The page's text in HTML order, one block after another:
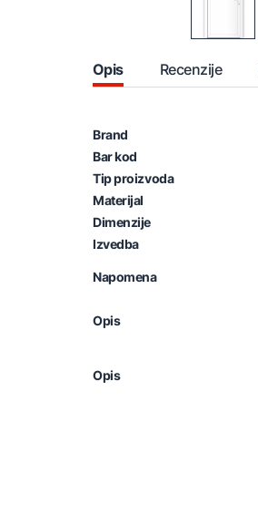
Opis Recenzije
Brand
Bar kod
Tip proizvoda
Materijal
Dimenzije
Izvedba
Napomena
Opis
Opis